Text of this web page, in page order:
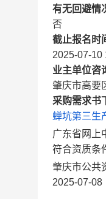
有无回避情
否
截止报名时
2025-07-10
业主单位咨
肇庆市高要
采购需求书
蝉坑第三生
广东省网上
符合资质条
肇庆市公共
2025-07-08